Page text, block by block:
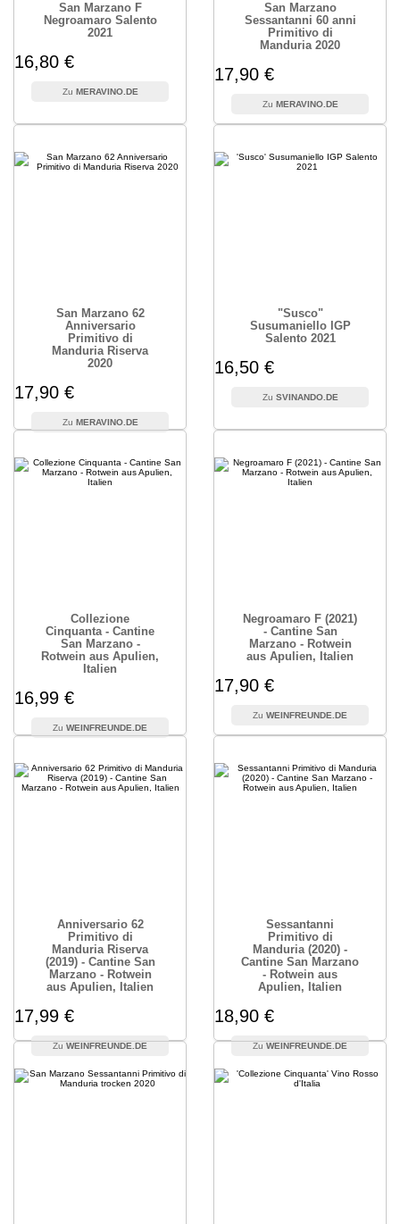
San Marzano F
Negroamaro Salento
2021
16,80 €
MERAVINO.DE
San Marzano
Sessantanni 60 anni
Primitivo di
Manduria 2020
17,90 €
MERAVINO.DE
San Marzano 62
Anniversario
Primitivo di
Manduria Riserva
2020
17,90 €
MERAVINO.DE
"Susco"
Susumaniello IGP
Salento 2021
16,50 €
SVINANDO.DE
Collezione
Cinquanta - Cantine
San Marzano -
Rotwein aus Apulien,
Italien
16,99 €
WEINFREUNDE.DE
Negroamaro F (2021)
- Cantine San
Marzano - Rotwein
aus Apulien, Italien
17,90 €
WEINFREUNDE.DE
Anniversario 62
Primitivo di
Manduria Riserva
(2019) - Cantine San
Marzano - Rotwein
aus Apulien, Italien
17,99 €
WEINFREUNDE.DE
Sessantanni
Primitivo di
Manduria (2020) -
Cantine San Marzano
- Rotwein aus
Apulien, Italien
18,90 €
WEINFREUNDE.DE